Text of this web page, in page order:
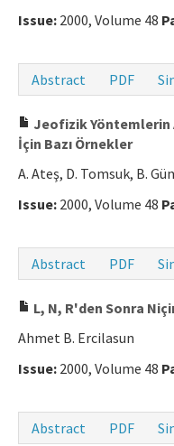
ISSN: 0564-5050 · e-ISSN: 2651-5113
Issue: 2000, Volume 48
Abstract
PDF
Jeofizik Yöntemlerin
İçin Bazı Örnekler
A. Ateş, D. Tomsuk, B.
Issue: 2000, Volume 48
Abstract
PDF
L, N, R'den Sonra
Ahmet B. Ercilasun
Issue: 2000, Volume 48
Abstract
PDF